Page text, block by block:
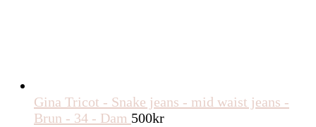
Gina Tricot - Snake jeans - mid waist jeans -
Brun - 34 - Dam 500kr